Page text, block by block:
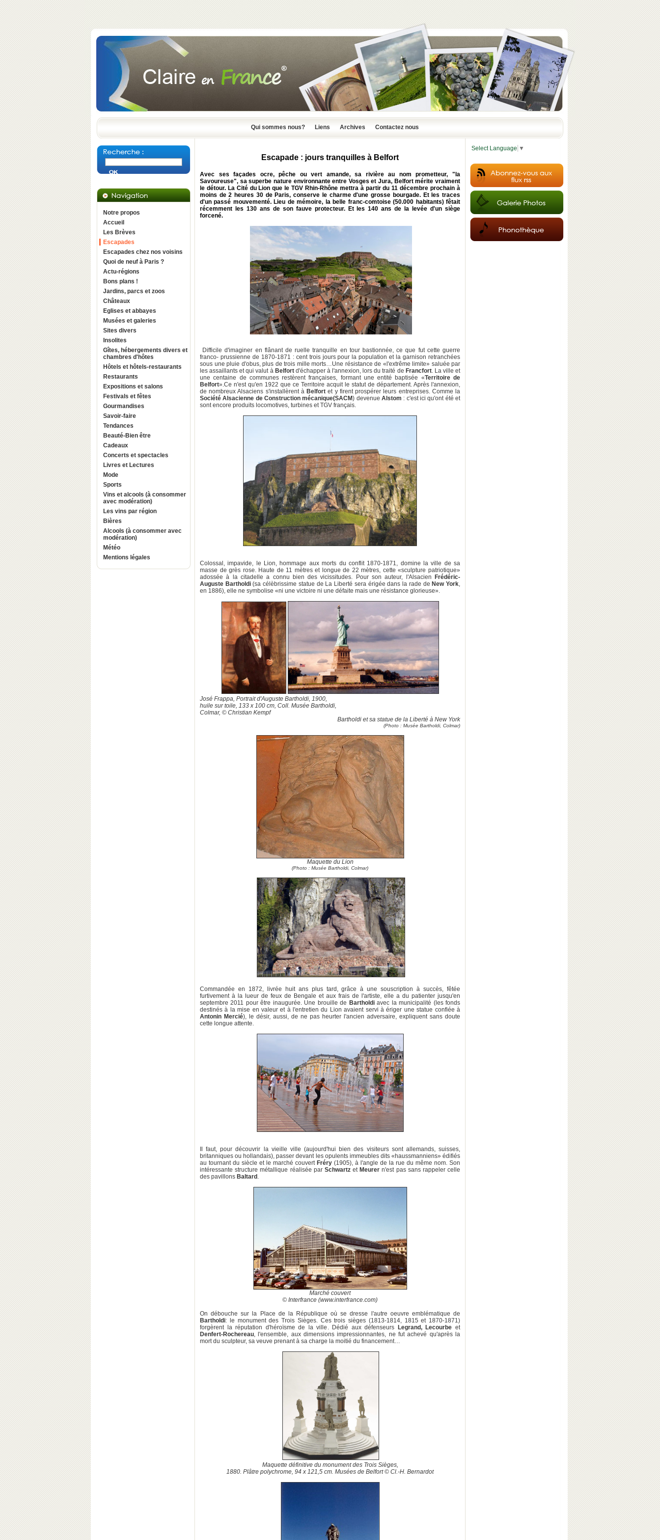
Qui sommes nous? Liens Archives Contactez nous
Notre propos
Accueil
Les Brèves
Escapades
Escapades chez nos voisins
Quoi de neuf à Paris ?
Actu-régions
Bons plans !
Jardins, parcs et zoos
Châteaux
Eglises et abbayes
Musées et galeries
Sites divers
Insolites
Gîtes, hébergements divers et
chambres d'hôtes
Hôtels et hôtels-restaurants
Restaurants
Expositions et salons
Festivals et fêtes
Gourmandises
Savoir-faire
Tendances
Beauté-Bien être
Cadeaux
Concerts et spectacles
Livres et Lectures
Mode
Sports
Vins et alcools (à consommer
avec modération)
Les vins par région
Bières
Alcools (à consommer avec
modération)
Météo
Mentions légales
Escapade : jours tranquilles à Belfort
Avec ses façades ocre, pêche ou vert amande, sa rivière au nom prometteur, "la
Savoureuse", sa superbe nature environnante entre Vosges et Jura, Belfort mérite vraiment
le détour. La Cité du Lion que le TGV Rhin-Rhône mettra à partir du 11 décembre prochain à
moins de 2 heures 30 de Paris, conserve le charme d'une grosse bourgade. Et les traces
d'un passé mouvementé. Lieu de mémoire, la belle franc-comtoise (50.000 habitants) fêtait
récemment les 130 ans de son fauve protecteur. Et les 140 ans de la levée d'un siège
forcené.
Difficile d'imaginer en flânant de ruelle tranquille en tour bastionnée, ce que fut cette guerre
franco- prussienne de 1870-1871 : cent trois jours pour la population et la garnison retranchées
sous une pluie d'obus, plus de trois mille morts…Une résistance de «l'extrême limite» saluée par
les assaillants et qui valut à Belfortd'échapper à l'annexion, lors du traité de Francfort. La ville et
une centaine de communes restèrent françaises, formant une entité baptisée «Territoire de
Belfort».Ce n'est qu'en 1922 que ce Territoire acquit le statut de département. Après l'annexion,
de nombreux Alsaciens s'installèrent à Belfort et y firent prospérer leurs entreprises. Comme la
Société Alsacienne de Construction mécanique(SACM) devenueAlstom : c'est ici qu'ont été et
sont encore produits locomotives, turbines et TGV français.
Colossal, impavide, le Lion, hommage aux morts du conflit 1870-1871, domine la ville de sa
masse de grès rose. Haute de 11 mètres et longue de 22 mètres, cette «sculpture patriotique»
adossée à la citadelle a connu bien des vicissitudes. Pour son auteur, l'Alsacien
Frédéric-
Auguste Bartholdi(sa célèbrissime statue de La Liberté sera érigée dans la rade de New York,
en 1886), elle ne symbolise «ni une victoire ni une défaite mais une résistance glorieuse».
José Frappa, Portrait d'Auguste Bartholdi, 1900,
huile sur toile, 133 x 100 cm, Coll. Musée Bartholdi,
Colmar, © Christian Kempf
Bartholdi et sa statue de la Liberté à New York
(Photo : Musée Bartholdi, Colmar)
Maquette du Lion
(Photo : Musée Bartholdi, Colmar)
Commandée en 1872, livrée huit ans plus tard, grâce à une souscription à succès, fêtée
furtivement à la lueur de feux de Bengale et aux frais de l'artiste, elle a du patienter jusqu'en
septembre 2011 pour être inaugurée. Une brouille de Bartholdiavec la municipalité (les fonds
destinés à la mise en valeur et à l'entretien du Lion avaient servi à ériger une statue confiée à
Antonin Mercié), le désir, aussi, de ne pas heurter l'ancien adversaire, expliquent sans doute
cette longue attente.
Il faut, pour découvrir la vieille ville (aujourd'hui bien des visiteurs sont allemands, suisses,
britanniques ou hollandais), passer devant les opulents immeubles dits «haussmanniens» édifiés
au tournant du siècle et le marché couvert Fréry (1905), à l'angle de la rue du même nom. Son
intéressante structure métallique réalisée par Schwartzet Meurer n'est pas sans rappeler celle
des pavillons Baltard .
Marché couvert
© Interfrance (www.interfrance.com)
On débouche sur la Place de la République où se dresse l'autre oeuvre emblématique de
Bartholdi: le monument des Trois Sièges. Ces trois sièges (1813-1814, 1815 et 1870-1871)
forgèrent la réputation d'héroïsme de la ville. Dédié aux défenseurs
Legrand, Lecourbe et
Denfert-Rochereau, l'ensemble, aux dimensions impressionnantes, ne fut achevé qu'après la
mort du sculpteur, sa veuve prenant à sa charge la moitié du financement…
Maquette définitive du monument des Trois Sièges,
1880. Plâtre polychrome, 94 x 121,5 cm. Musées de Belfort © Cl.-H. Bernardot
Select Language ▼